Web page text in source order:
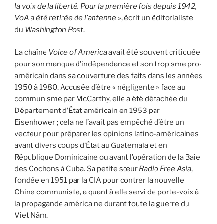
la voix de la liberté. Pour la première fois depuis 1942,
VoA a été retirée de l’antenne », écrit un éditorialiste
du Washington Post.
La chaîne Voice of Americaavait été souvent critiquée
pour son manque d’indépendance et son tropisme pro-
américain dans sa couverture des faits dans les années
1950 à 1980. Accusée d’être « négligente » face au
communisme par McCarthy, elle a été détachée du
Département d’État américain en 1953 par
Eisenhower ; cela ne l’avait pas empêché d’être un
vecteur pour préparer les opinions latino-américaines
avant divers coups d’État au Guatemala et en
République Dominicaine ou avant l’opération de la Baie
des Cochons à Cuba. Sa petite sœur Radio Free Asia,
fondée en 1951 par la CIA pour contrer la nouvelle
Chine communiste, a quant à elle servi de porte-voix à
la propagande américaine durant toute la guerre du
Viet Nâm.